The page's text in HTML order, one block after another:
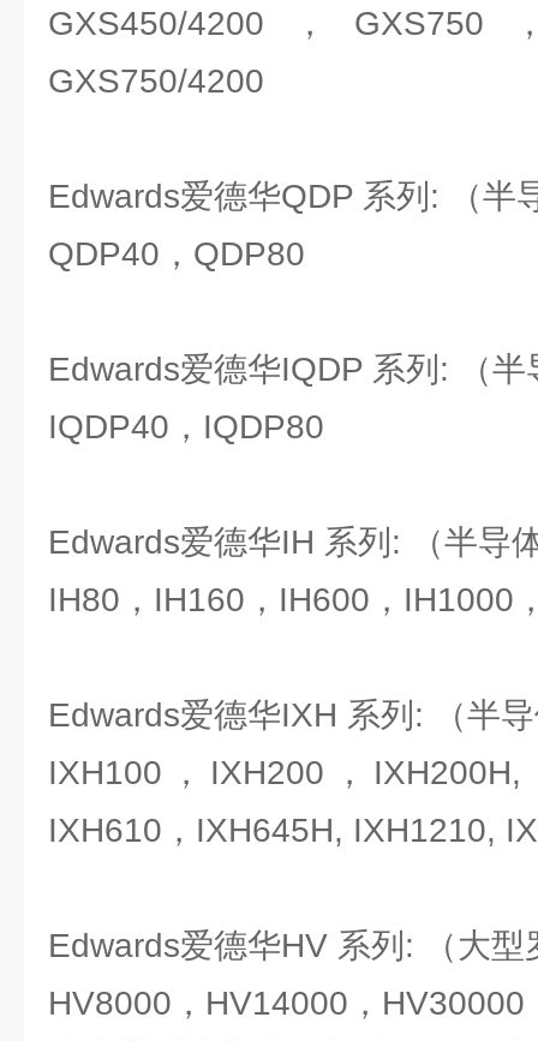
GXS450/4200，GXS750
GXS750/4200
Edwards爱德华QDP 系列: （半
QDP40，QDP80
Edwards爱德华IQDP 系列: （半
IQDP40，IQDP80
Edwards爱德华IH 系列: （半导
IH80，IH160，IH600，IH1000
Edwards爱德华IXH 系列: （半
IXH100，IXH200，IXH200H,
IXH610，IXH645H, IXH1210,
Edwards爱德华HV 系列: （大型
HV8000，HV14000，HV30000